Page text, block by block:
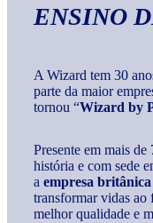
ENSINO
A Wizard tem 30
parte da maior
tornou “Wizard by
Presente em mais
história e com sede
a empresa
transformar vidas ao
melhor qualidade e